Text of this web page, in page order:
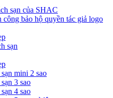
sạn của SHAC
bảo hộ quyền tác giả logo
sạn
mini 2 sao
3 sao
4 sao